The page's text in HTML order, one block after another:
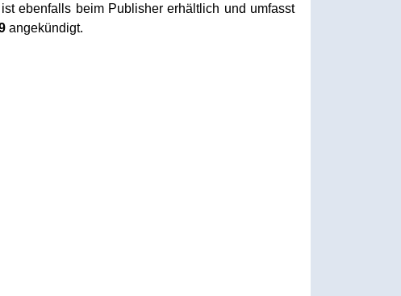
ebenfalls beim Publisher erhältlich und umfasst
angekündigt.